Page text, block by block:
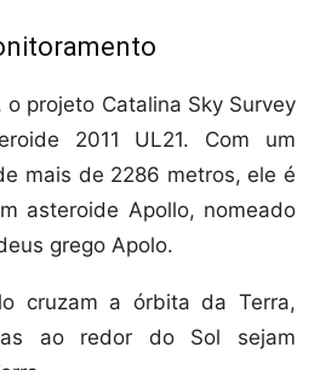
o projeto Catalina Sky Survey
2011 UL21. Com um
mais de 2286 metros, ele é
asteroide Apollo, nomeado
grego Apolo.
cruzam a órbita da Terra,
ao redor do Sol sejam